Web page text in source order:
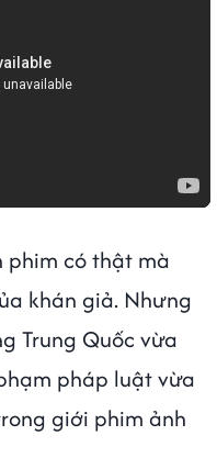
có thật mà
khán giả. Nhưng
Trung Quốc vừa
pháp luật vừa
giới phim ảnh